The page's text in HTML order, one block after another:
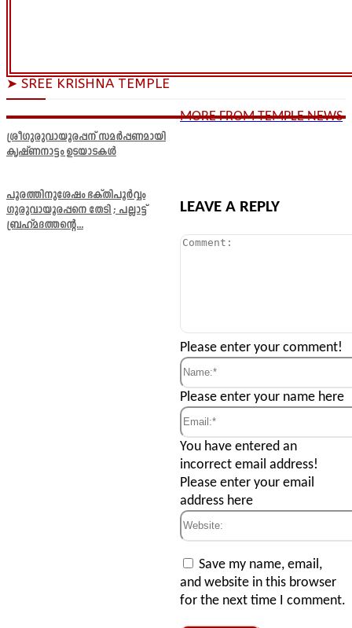
➤ SREE KRISHNA TEMPLE
ശ്രീഗുരുവായൂരപ്പന് സമർപ്പണമായി
കൃഷ്ണനാട്ടം ഉടയാടകൾ
പൂരത്തിനുശേഷം ഭക്തിപൂർവ്വം
ഗുരുവായൂരപ്പനെ തേടി ; പല്ലാട്ട്
ബ്രഹ്മദത്തന്റെ...
MORE FROM TEMPLE NEWS
LEAVE A REPLY
Comment:
Please enter your comment!
Name:*
Please enter your name here
Email:*
You have entered an
incorrect email address!
Please enter your email
address here
Save my name, email,
and website in this browser
for the next time I comment.